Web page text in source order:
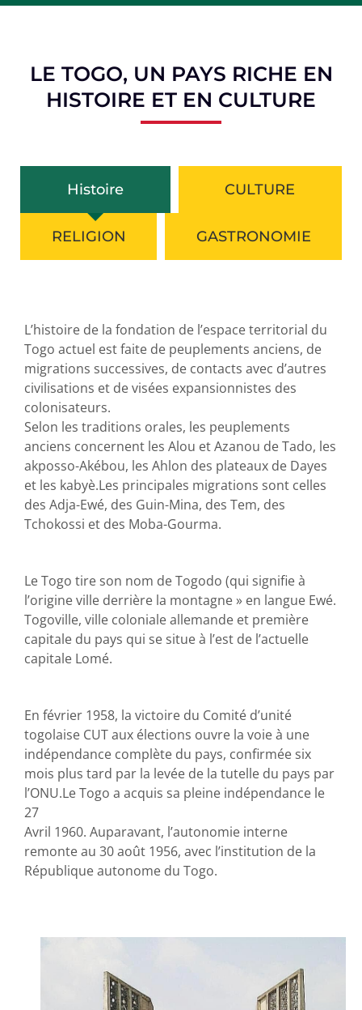
LE TOGO, UN PAYS RICHE EN
HISTOIRE ET EN CULTURE
Histoire CULTURE
RELIGION GASTRONOMIE
L’histoire de la fondation de l’espace territorial du
Togo actuel est faite de peuplements anciens, de
migrations successives, de contacts avec d’autres
civilisations et de visées expansionnistes des
colonisateurs.
Selon les traditions orales, les peuplements
anciens concernent les Alou et Azanou de Tado, les
akposso-Akébou, les Ahlon des plateaux de Dayes
et les kabyè.Les principales migrations sont celles
des Adja-Ewé, des Guin-Mina, des Tem, des
Tchokossi et des Moba-Gourma.
Le Togo tire son nom de Togodo (qui signifie à
l’origine ville derrière la montagne » en langue Ewé.
Togoville, ville coloniale allemande et première
capitale du pays qui se situe à l’est de l’actuelle
capitale Lomé.
En février 1958, la victoire du Comité d’unité
togolaise CUT aux élections ouvre la voie à une
indépendance complète du pays, confirmée six
mois plus tard par la levée de la tutelle du pays par
l’ONU.Le Togo a acquis sa pleine indépendance le
27
Avril 1960. Auparavant, l’autonomie interne
remonte au 30 août 1956, avec l’institution de la
République autonome du Togo.